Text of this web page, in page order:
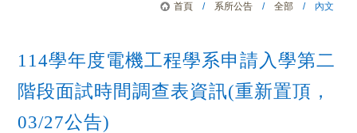
首頁 / 系所公告 /全部 / 內文
114學年度電機工程學系申請入學第二
階段面試時間調查表資訊(重新置頂，
03/27公告)